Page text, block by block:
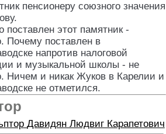
пенсионеру союзного значения
поставлен этот памятник -
Почему поставлен в
напротив налоговой
и музыкальной школы - не
Ничем и никак Жуков в Карелии и
не отметился.
Давидян Людвиг Карапетович